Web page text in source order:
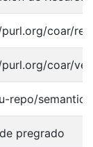
coar/
coar/
repo/
pregrado